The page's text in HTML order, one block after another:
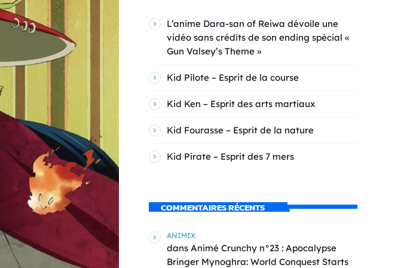
L’anime Dara-san of Reiwa dévoile une
vidéo sans crédits de son ending spécial «
Gun Valsey’s Theme »
Kid Pilote – Esprit de la course
Kid Ken – Esprit des arts martiaux
Kid Fourasse – Esprit de la nature
Kid Pirate – Esprit des 7 mers
COMMENTAIRES RÉCENTS
ANIMIX
dans Animé Crunchy n°23 : Apocalypse
Bringer Mynoghra: World Conquest Starts